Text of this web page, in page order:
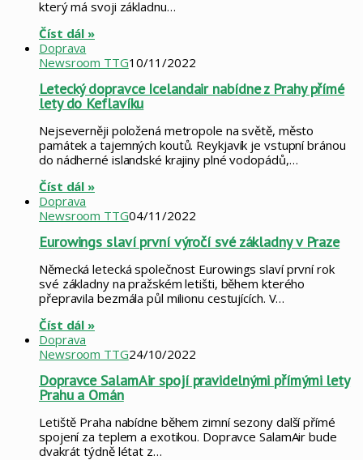
který má svoji základnu…
Číst dál »
Doprava
Newsroom TTG10/11/2022
Letecký dopravce Icelandair nabídne z Prahy přímé
lety do Keflavíku
Nejseverněji položená metropole na světě, město
památek a tajemných koutů. Reykjavík je vstupní bránou
do nádherné islandské krajiny plné vodopádů,…
Číst dál »
Doprava
Newsroom TTG04/11/2022
Eurowings slaví první výročí své základny v Praze
Německá letecká společnost Eurowings slaví první rok
své základny na pražském letišti, během kterého
přepravila bezmála půl milionu cestujících. V…
Číst dál »
Doprava
Newsroom TTG24/10/2022
Dopravce SalamAir spojí pravidelnými přímými lety
Prahu a Omán
Letiště Praha nabídne během zimní sezony další přímé
spojení za teplem a exotikou. Dopravce SalamAir bude
dvakrát týdně létat z…